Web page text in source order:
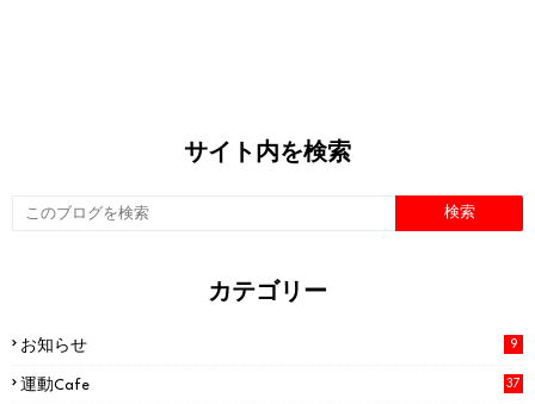
サイト内を検索
カテゴリー
お知らせ 9
運動Cafe 37